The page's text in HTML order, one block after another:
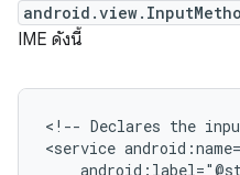
IME ดังนี้
<!-- Declares the
<service